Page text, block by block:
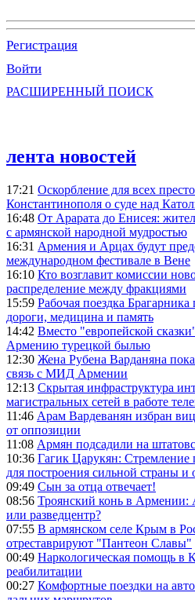
Регистрация
Войти
РАСШИРЕННЫЙ ПОИСК
лента новостей
17:21 Оскорбление для всех
Константинополя о суде над
16:48 От Арарата до Енисея:
с армянской народной мудростью
16:31 Армения и Арцах будут
международном фестивале в Вене
16:10 Кто возглавит комиссии
распределение между фракциями
15:59 Рабочая поездка
дороги, медицина и память
14:42 Вместо "европейской
Армению турецкой былью
12:30 Жена Рубена Варданяна
связь с МИД Армении
12:13 Скрытая инфраструктура
магистральных сетей в работе
11:46 Арам Вардеванян избран
от оппозиции
11:08 Армян подсадили на
10:36 Гагик Царукян: Стремление
для построения сильной страны и
09:49 Сын за отца отвечает!
08:56 Троянский конь в Армении:
или разведцентр?
07:55 В армянском селе Крым в
отреставрируют "Пантеон Славы"
00:49 Наркологическая помощь в
реабилитации
00:27 Комфортные поездки на